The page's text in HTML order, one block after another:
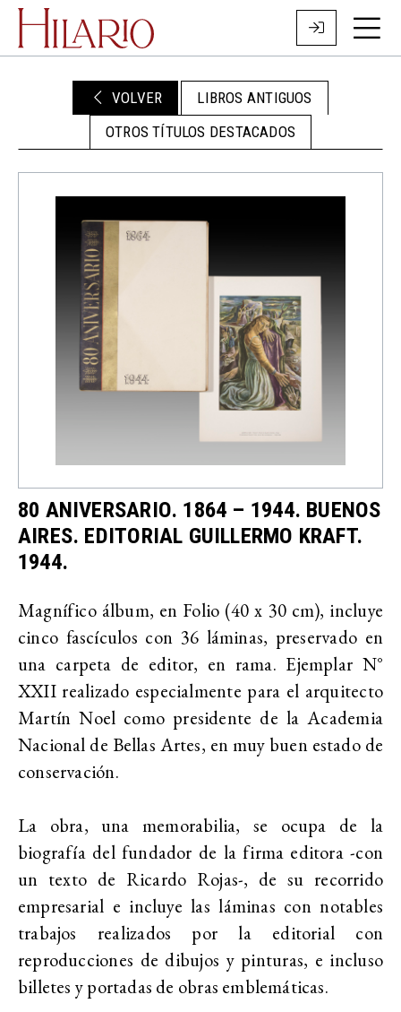
VOLVER
LIBROS ANTIGUOS
OTROS TÍTULOS DESTACADOS
80 ANIVERSARIO. 1864 – 1944. BUENOS
AIRES. EDITORIAL GUILLERMO KRAFT.
1944.
Magnífico álbum, en Folio (40 x 30 cm), incluye
cinco fascículos con 36 láminas, preservado en
una carpeta de editor, en rama. Ejemplar N°
XXII realizado especialmente para el arquitecto
Martín Noel como presidente de la Academia
Nacional de Bellas Artes, en muy buen estado de
conservación.
La obra, una memorabilia, se ocupa de la
biografía del fundador de la firma editora -con
un texto de Ricardo Rojas-, de su recorrido
empresarial e incluye las láminas con notables
trabajos realizados por la editorial con
reproducciones de dibujos y pinturas, e incluso
billetes y portadas de obras emblemáticas.